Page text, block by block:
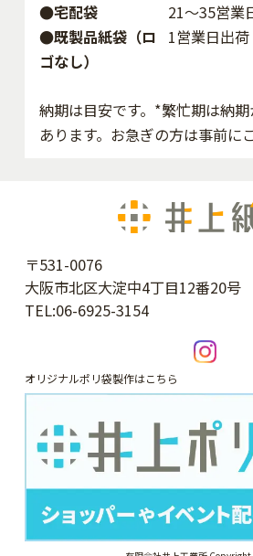
●宅配袋
21～35営業
●既製品紙袋（ロ
ゴなし）
1営業日出荷
納期は目安です。*繁忙期は納
あります。お急ぎの方は事前に
〒531-0076
大阪市北区大淀中4丁目12番20号
TEL:06-6925-3154
オリジナルポリ袋製作はこちら